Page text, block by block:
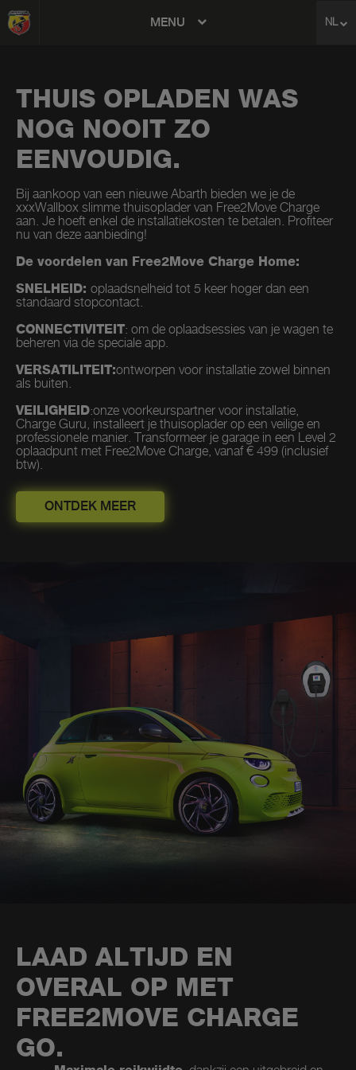
MENU NL
THUIS OPLADEN WAS
NOG NOOIT ZO
EENVOUDIG.
Bij aankoop van een nieuwe Abarth bieden we je de
xxxWallbox slimme thuisoplader van Free2Move Charge
aan. Je hoeft enkel de installatiekosten te betalen. Profiteer
nu van deze aanbieding!
De voordelen van Free2Move Charge Home:
SNELHEID: oplaadsnelheid tot 5 keer hoger dan een
standaard stopcontact.​
CONNECTIVITEIT: om de oplaadsessies van je wagen te
beheren via de speciale app.
VERSATILITEIT:ontworpen voor installatie zowel binnen
als buiten.
VEILIGHEID:onze voorkeurspartner voor installatie,
Charge Guru, installeert je thuisoplader op een veilige en
professionele manier. Transformeer je garage in een Level 2
oplaadpunt met Free2Move Charge, vanaf € 499 (inclusief
btw).
ONTDEK MEER
LAAD ALTIJD EN
OVERAL OP MET
FREE2MOVE CHARGE
GO.